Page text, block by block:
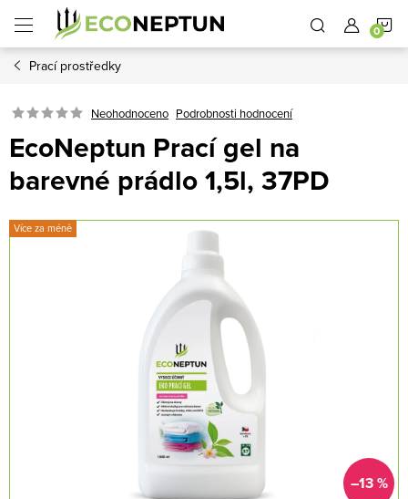
obsah
Prací prostředky
Neohodnoceno Podrobnosti hodnocení
EcoNeptun Prací gel na
barevné prádlo 1,5l, 37PD
Více za méně
–13 %